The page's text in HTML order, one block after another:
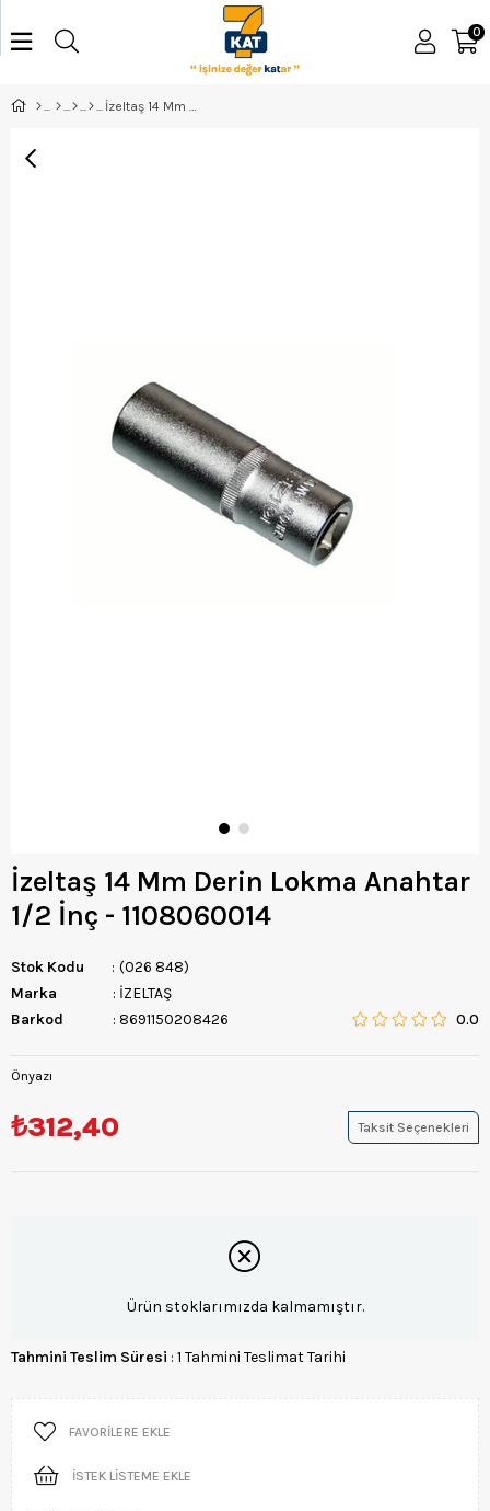
0
İzeltaş 14 Mm Derin Lokma Anahtar
1/2 İnç - 1108060014
Stok Kodu
(026 848)
Marka
: İZELTAŞ
Barkod
: 8691150208426 0.0
Önyazı
₺312,40 Taksit Seçenekleri
Ürün stoklarımızda kalmamıştır.
Tahmini Teslim Süresi : 1 Tahmini Teslimat Tarihi
FAVORILERE EKLE
İSTEK LISTEME EKLE